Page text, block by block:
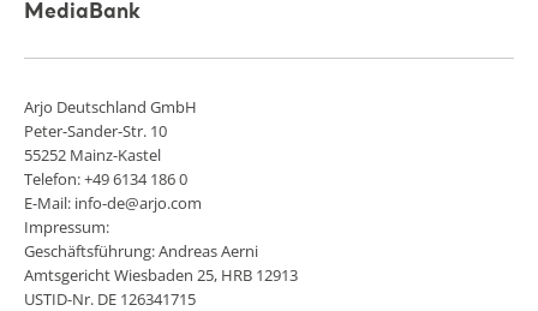
MediaBank
Arjo Deutschland GmbH
Peter-Sander-Str. 10
55252 Mainz-Kastel
Telefon: +49 6134 186 0
E-Mail: info-de@arjo.com
Impressum:
Geschäftsführung: Andreas Aerni
Amtsgericht Wiesbaden 25, HRB 12913
USTID-Nr. DE 126341715